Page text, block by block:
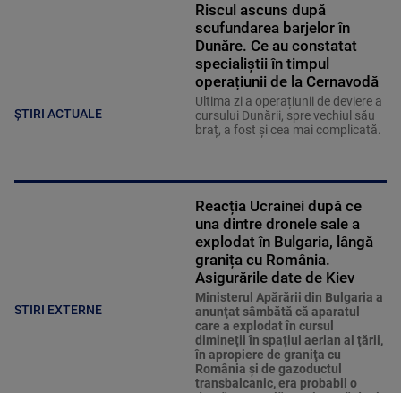
ȘTIRI ACTUALE
Riscul ascuns după
scufundarea barjelor în
Dunăre. Ce au constatat
specialiștii în timpul
operațiunii de la Cernavodă
Ultima zi a operațiunii de deviere a
cursului Dunării, spre vechiul său
braț, a fost și cea mai complicată.
STIRI EXTERNE
Reacția Ucrainei după ce
una dintre dronele sale a
explodat în Bulgaria, lângă
granița cu România.
Asigurările date de Kiev
Ministerul Apărării din Bulgaria a
anunţat sâmbătă că aparatul
care a explodat în cursul
dimineţii în spaţiul aerian al ţării,
în apropiere de graniţa cu
România şi de gazoductul
transbalcanic, era probabil o